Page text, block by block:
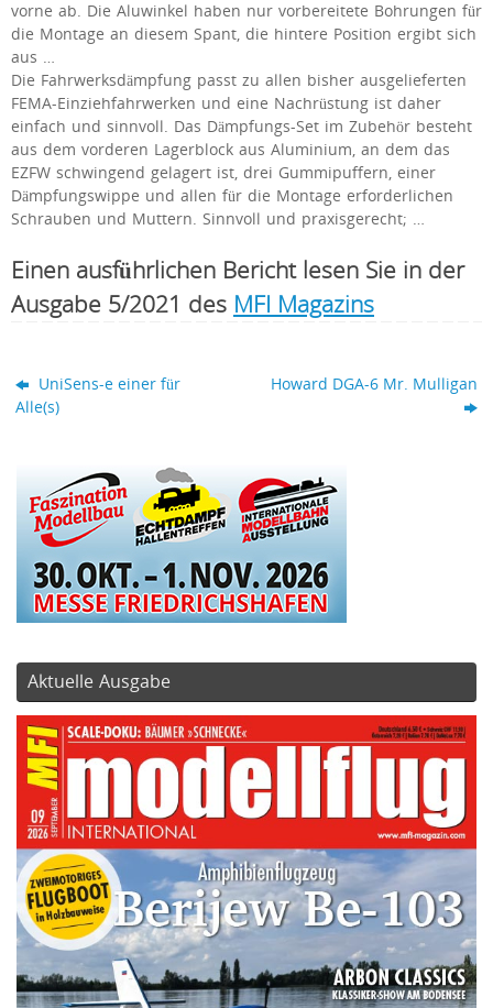
vorne ab. Die Aluwinkel haben nur vorbereitete Bohrungen für
die Montage an diesem Spant, die hintere Position ergibt sich
aus …
Die Fahrwerksdämpfung passt zu allen bisher ausgelieferten
FEMA-Einziehfahrwerken und eine Nachrüstung ist daher
einfach und sinnvoll. Das Dämpfungs-Set im Zubehör besteht
aus dem vorderen Lagerblock aus Aluminium, an dem das
EZFW schwingend gelagert ist, drei Gummipuffern, einer
Dämpfungswippe und allen für die Montage erforderlichen
Schrauben und Muttern. Sinnvoll und praxisgerecht; …
Einen ausführlichen Bericht lesen Sie in der
Ausgabe 5/2021 des MFI Magazins
UniSens-e einer für
Alle(s)
Howard DGA-6 Mr. Mulligan
Aktuelle Ausgabe